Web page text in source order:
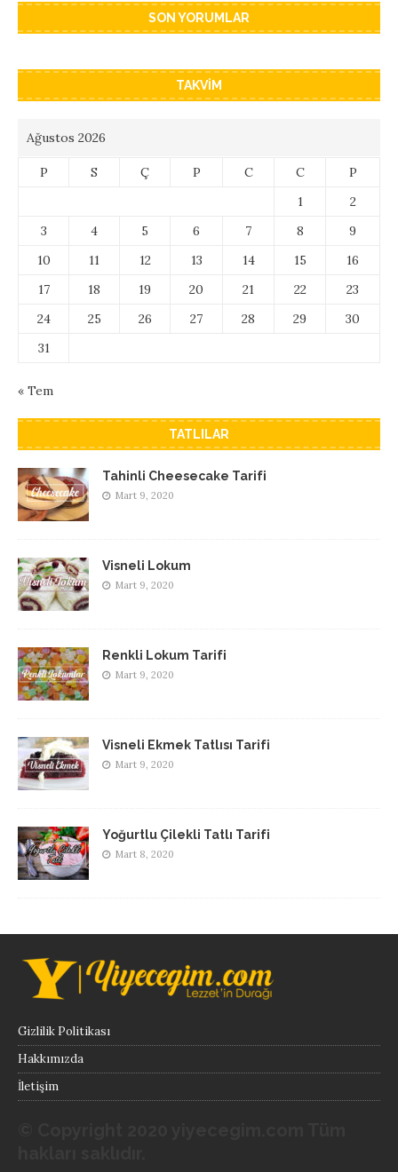
SON YORUMLAR
TAKVIM
Ağustos 2026
P S Ç P C C
P
1
2
3
4 5 6 7 8
9
10
11 12 13 14 15
16
17
18 19 20 21 22
23
24
25 26 27 28 29
30
31
« Tem
TATLILAR
Tahinli Cheesecake Tarifi
Mart 9, 2020
Visneli Lokum
Mart 9, 2020
Renkli Lokum Tarifi
Mart 9, 2020
Visneli Ekmek Tatlısı Tarifi
Mart 9, 2020
Yoğurtlu Çilekli Tatlı Tarifi
Mart 8, 2020
Gizlilik Politikası
Hakkımızda
İletişim